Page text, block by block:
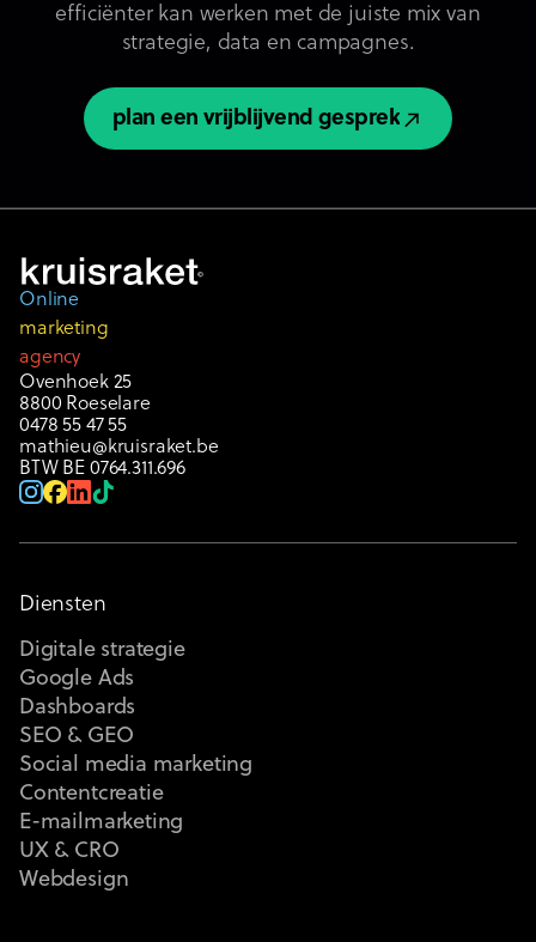
efficiënter kan werken met de juiste mix van
strategie, data en campagnes.
plan een vrijblijvend gesprek
plan een vrijblijvend gesprek
Online
marketing
agency
Ovenhoek 25
8800 Roeselare
0478 55 47 55
mathieu@kruisraket.be
BTW BE 0764.311.696
Diensten
Digitale strategie
Google Ads
Dashboards
SEO & GEO
Social media marketing
Contentcreatie
E-mailmarketing
UX & CRO
Webdesign